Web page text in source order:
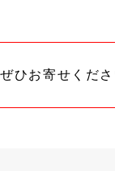
ひお寄せくださ